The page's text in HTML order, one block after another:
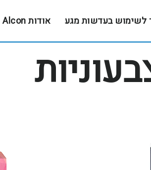
לשימוש בעדשות מגע אודות Alcon